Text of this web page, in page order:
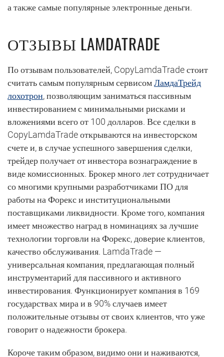
а также самые популярные электронные деньги.
ОТЗЫВЫ LAMDATRADE
По отзывам пользователей, CopyLamdaTrade стоит
считать самым популярным сервисомЛамдаТрейд
лохотрон, позволяющим заниматься пассивным
инвестированием с минимальными рисками и
вложениями всего от 100 долларов. Все сделки в
CopyLamdaTrade открываются на инвесторском
счете и, в случае успешного завершения сделки,
трейдер получает от инвестора вознаграждение в
виде комиссионных. Брокер много лет сотрудничает
со многими крупными разработчиками ПО для
работы на Форекс и институциональными
поставщиками ликвидности. Кроме того, компания
имеет множество наград в номинациях за лучшие
технологии торговли на Форекс, доверие клиентов,
качество обслуживания. LamdaTrade —
универсальная компания, предлагающая полный
инструментарий для пассивного и активного
инвестирования. Функционирует компания в 169
государствах мира и в 90% случаев имеет
положительные отзывы от своих клиентов, что уже
говорит о надежности брокера.
Короче таким образом, видимо они и наживаются,